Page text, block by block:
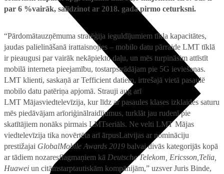
par 6 %vairāk, salīdzinot ar 2018. gada pirmo ceturksni.
“Pārdomātauzņēmuma stratēģija ieguldījumiem tīkla kapacitātes,
jaudas palielināšanā irattaisnojies – mobilo datu pārraide LMT tīklā
ir pieaugusi par vairāk nekāpiekto daļu, un mēs turpināsim attīstīt
mobilā interneta pieejamību, tostarpstrādājam pie 5G ieviešanas.
LMT klienti, saskaņā ar Tefficient datiem, irtrešajā vietā pasaulē
mobilo datu patēriņa apjomā. Strauji aug arī
LMT Mājasviedtelevīzija, kur līdz ar pasaules klases izklaides saturu
mēs piedāvājam arīoriģinālraidījumus, turklāt jau rudenī pie
skatītājiem nonāks pirmais LMTseriāls. Ne velti LMT Mājas
viedtelevīzija tika novērtēta arī ārpusLatvijas ar nomināciju
prestižajai GlobalMobile Awards 2019 balvai divās kategorijās kopā
ar tādiem nozaresflagmaņiem kā Deutsche Telekom, Ericsson,Telia,
Huawei un citāmstarptautiskām kompānijām,” uzsver Juris Binde,